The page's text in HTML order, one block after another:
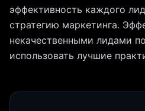
эффективность каждого
стратегию маркетинга.
некачественными лидами
использовать лучшие